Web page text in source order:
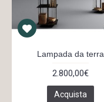
Lampada da terra
2.800,00€
Acquista